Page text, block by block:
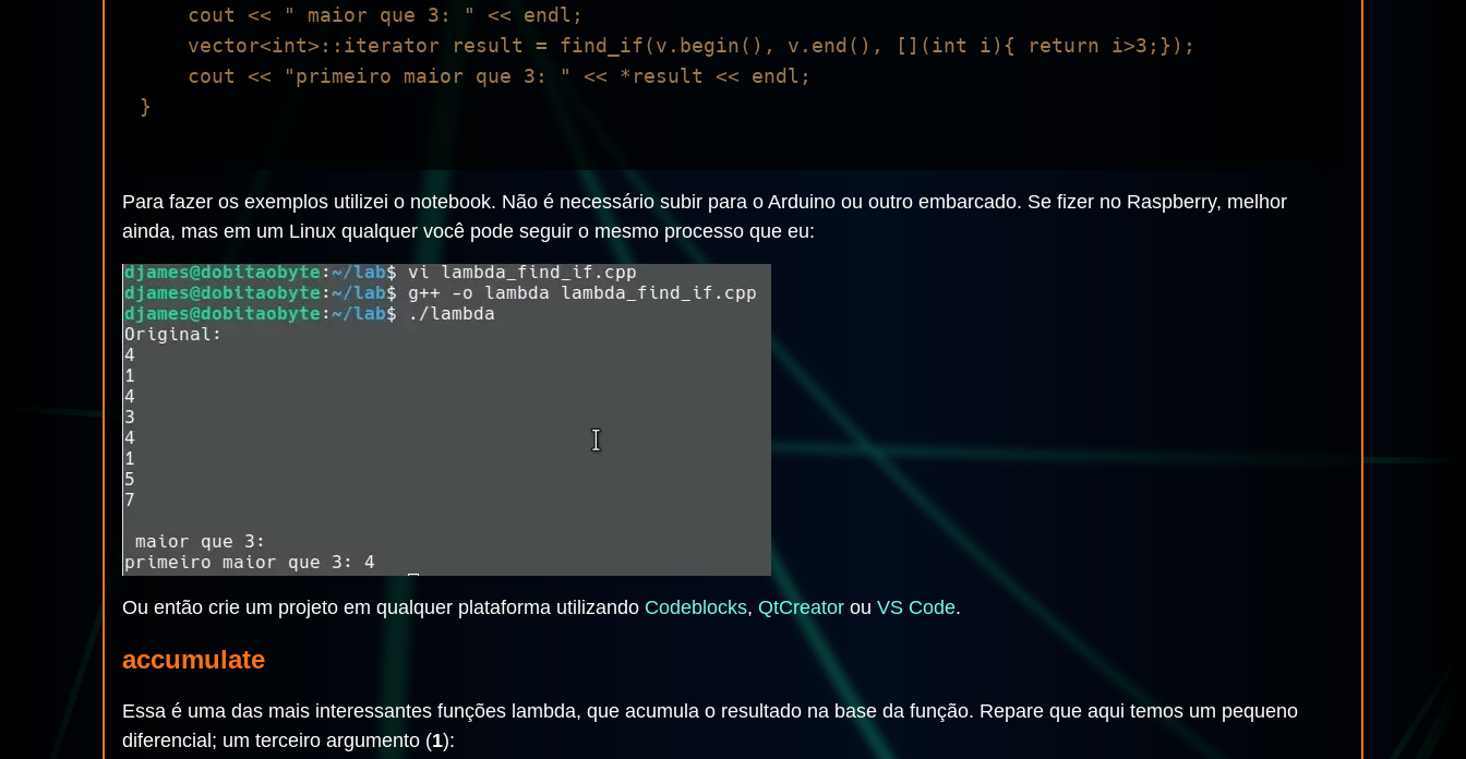
}
Para fazer os exemplos utilizei o notebook. Não é necessário subir para o Arduino ou outro embarcado. Se fizer no Raspberry, melhor
ainda, mas em um Linux qualquer você pode seguir o mesmo processo que eu:
Ou então crie um projeto em qualquer plataforma utilizando Codeblocks, QtCreator ou VS Code.
accumulate
Essa é uma das mais interessantes funções lambda, que acumula o resultado na base da função. Repare que aqui temos um pequeno
diferencial; um terceiro argumento (1):